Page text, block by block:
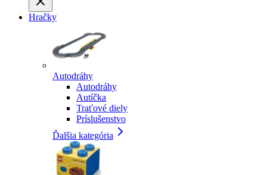
Hračky
Autodráhy
Autodráhy
Autíčka
Traťové diely
Príslušenstvo
Ďalšia kategória